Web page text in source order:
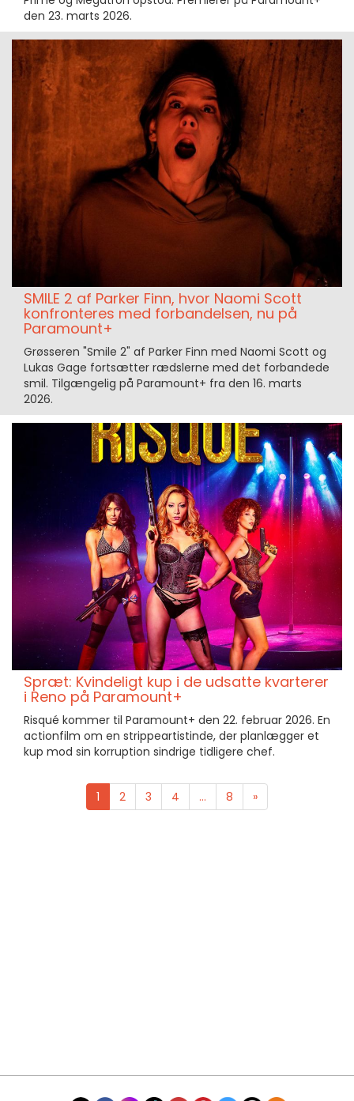
den 23. marts 2026.
SMILE 2 af Parker Finn, hvor Naomi Scott
konfronteres med forbandelsen, nu på
Paramount+
Grøsseren "Smile 2" af Parker Finn med Naomi Scott og
Lukas Gage fortsætter rædslerne med det forbandede
smil. Tilgængelig på Paramount+ fra den 16. marts
2026.
Spræt: Kvindeligt kup i de udsatte kvarterer
i Reno på Paramount+
Risqué kommer til Paramount+ den 22. februar 2026. En
actionfilm om en strippeartistinde, der planlægger et
kup mod sin korruption sindrige tidligere chef.
1 2 3 4 ... 8 »